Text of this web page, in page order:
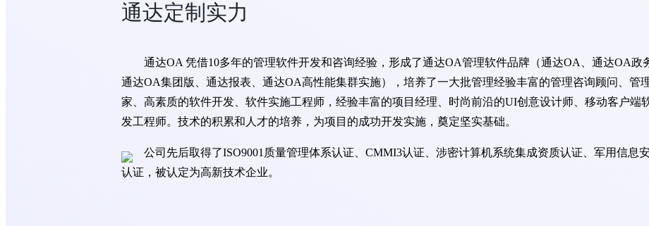
通达定制实力
通达OA 凭借10多年的管理软件开发和咨询经验，形成了通达OA管理软件品牌（通达OA、通达OA政
通达OA集团版、通达报表、通达OA高性能集群实施），培养了一大批管理经验丰富的管理咨询顾问、管
家、高素质的软件开发、软件实施工程师，经验丰富的项目经理、时尚前沿的UI创意设计师、移动客户端
发工程师。技术的积累和人才的培养，为项目的成功开发实施，奠定坚实基础。
公司先后取得了ISO9001质量管理体系认证、CMMI3认证、涉密计算机系统集成资质认证、军用信息
认证，被认定为高新技术企业。